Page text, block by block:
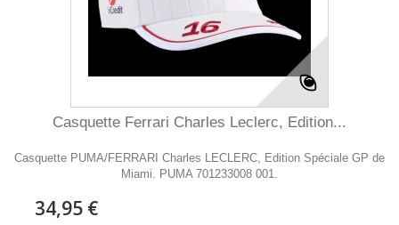
Casquette Ferrari Charles Leclerc, Edition...
Casquette PUMA/FERRARI Charles LECLERC, Edition Spéciale GP de
Miami. PUMA 701233008 001.
34,95 €